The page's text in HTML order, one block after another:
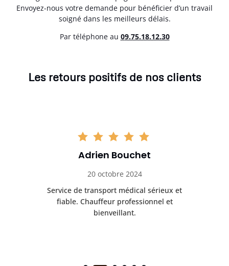
Envoyez-nous votre demande pour bénéficier d’un travail
soigné dans les meilleurs délais.
Par téléphone au 09.75.18.12.30
Les retours positifs de nos clients
Adrien Bouchet
20 octobre 2024
Service de transport médical sérieux et
fiable. Chauffeur professionnel et
bienveillant.